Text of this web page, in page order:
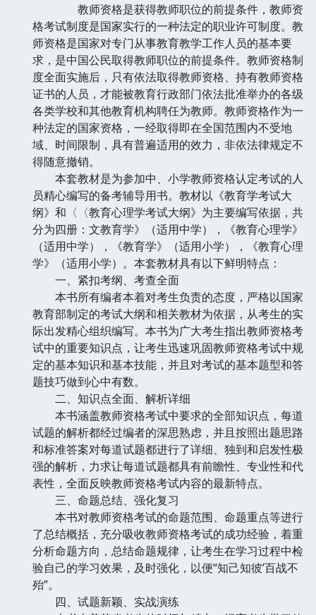
教师资格是获得教师职位的前提条件，教师资
格考试制度是国家实行的一种法定的职业许可制度。教
师资格是国家对专门从事教育教学工作人员的基本要
求，是中国公民取得教师职位的前提条件。教师资格制
度全面实施后，只有依法取得教师资格、持有教师资格
证书的人员，才能被教育行政部门依法批准举办的各级
各类学校和其他教育机构聘任为教师。教师资格作为一
种法定的国家资格，一经取得即在全国范围内不受地
域、时间限制，具有普遍适用的效力，非依法律规定不
得随意撤销。
本套教材是为参加中、小学教师资格认定考试的人
员精心编写的备考辅导用书。教材以《教育学考试大
纲》和〈〈教育心理学考试大纲》为主要编写依据，共
分为四册：文教育学》（适用中学），《教育心理学》
（适用中学），《教育学》（适用小学），《教育心理
学》（适用小学）。本套教材具有以下鲜明特点：
一、紧扣考纲、考查全面
本书所有编者本着对考生负责的态度，严格以国家
教育部制定的考试大纲和相关教材为依据，从考生的实
际出发精心组织编写。本书为广大考生指出教师资格考
试中的重要知识点，让考生迅速巩固教师资格考试中规
定的基本知识和基本技能，并且对考试的基本题型和答
题技巧做到心中有数。
二、知识点全面、解析详细
本书涵盖教师资格考试中要求的全部知识点，每道
试题的解析都经过编者的深思熟虑，并且按照出题思路
和标准答案对每道试题都进行了详细、独到和启发性极
强的解析，力求让每道试题都具有前瞻性、专业性和代
表性，全面反映教师资格考试内容的最新特点。
三、命题总结、强化复习
本书对教师资格考试的命题范围、命题重点等进行
了总结概括，充分吸收教师资格考试的成功经验，着重
分析命题方向，总结命题规律，让考生在学习过程中检
验自己的学习效果，及时强化，以便“知己知彼’百战不
殆”。
四、试题新颖、实战演练